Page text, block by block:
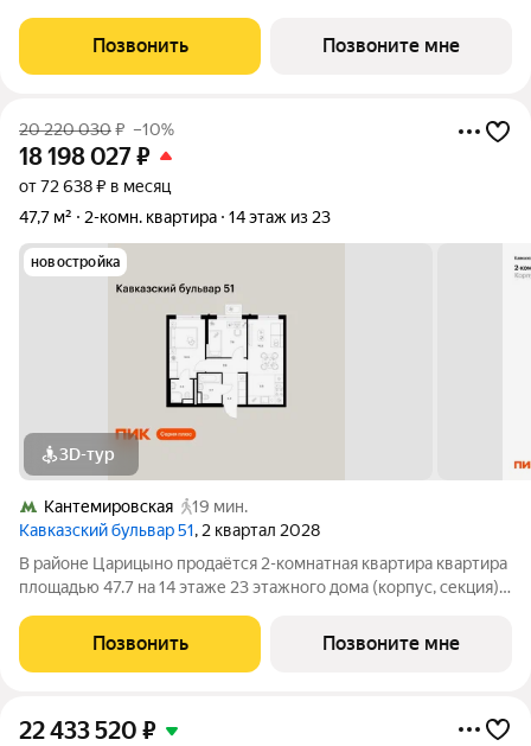
расположение 17 минут пешком до станции метро
«Кантемировская» и 20 минут до станции
Позвонить Позвоните мне
20 220 030₽ –10%
18 198 027₽
от 72 638 ₽ в месяц
47,7 м²
2-комн. квартира 14 этаж из 23
новостройка
3D-тур
Кантемировская
19 мин.
Кавказский бульвар 51, 2 квартал 2028
В районе Царицыно продаётся 2-комнатная квартира квартира
площадью 47.7 на 14 этаже 23 этажного дома (корпус, секция) в
17 минут пешком до станции метро «Кантемировская» и 20
минут до станции
Позвонить Позвоните мне
22 433 520 ₽